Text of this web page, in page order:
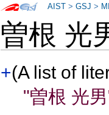
曽根 光
+(A list of
"曽根 光
AIST >GSJ >